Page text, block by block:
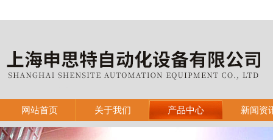
网站首页 关于我们 产品中心 新闻资